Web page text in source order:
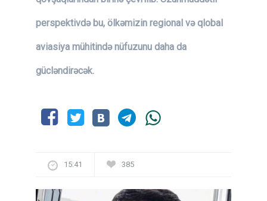
perspektivdə bu, ölkəmizin regional və qlobal
aviasiya mühitində nüfuzunu daha da
gücləndirəcək.
15:41 385